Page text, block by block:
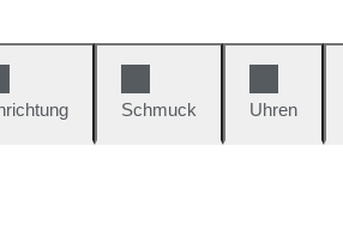
Schmuck Uhren